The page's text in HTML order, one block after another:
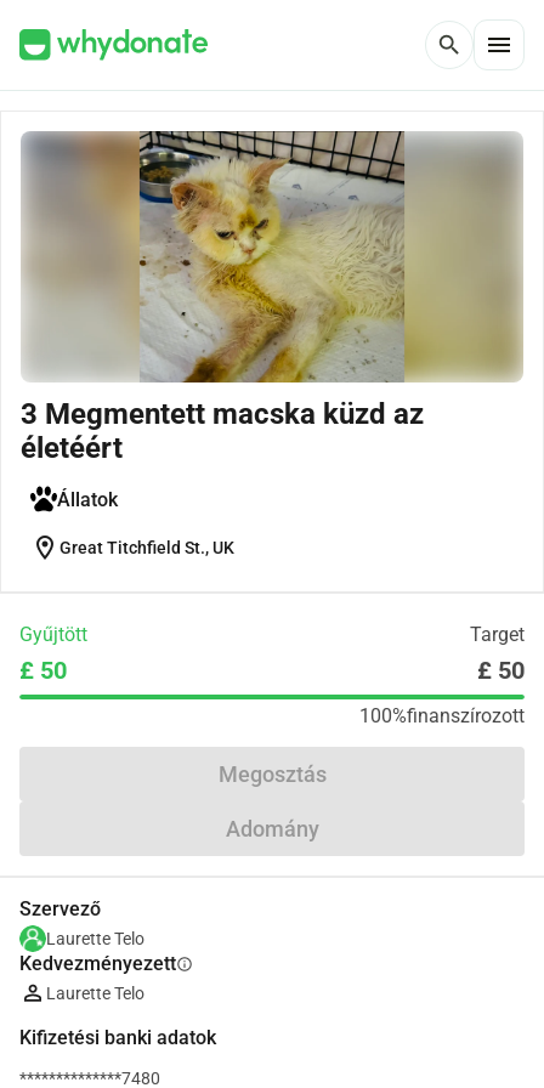
search menu
3 Megmentett macska küzd az
életéért
Állatok
location_on Great Titchfield St., UK
Gyűjtött Target
£ 50 £ 50
100%finanszírozott
Megosztás
Adomány
Szervező
Laurette Telo
Kedvezményezettinfo
Laurette Telo
Kifizetési banki adatok
**************7480